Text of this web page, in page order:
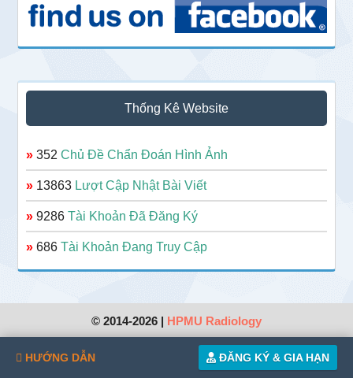
Thống Kê Website
» 352Chủ Đề Chẩn Đoán Hình Ảnh
» 13863 Lượt Cập Nhật Bài Viết
» 9286Tài Khoản Đã Đăng Ký
» 686Tài Khoản Đang Truy Cập
© 2014-2026 | HPMU Radiology
HƯỚNG DẪN ĐĂNG KÝ & GIA HẠN